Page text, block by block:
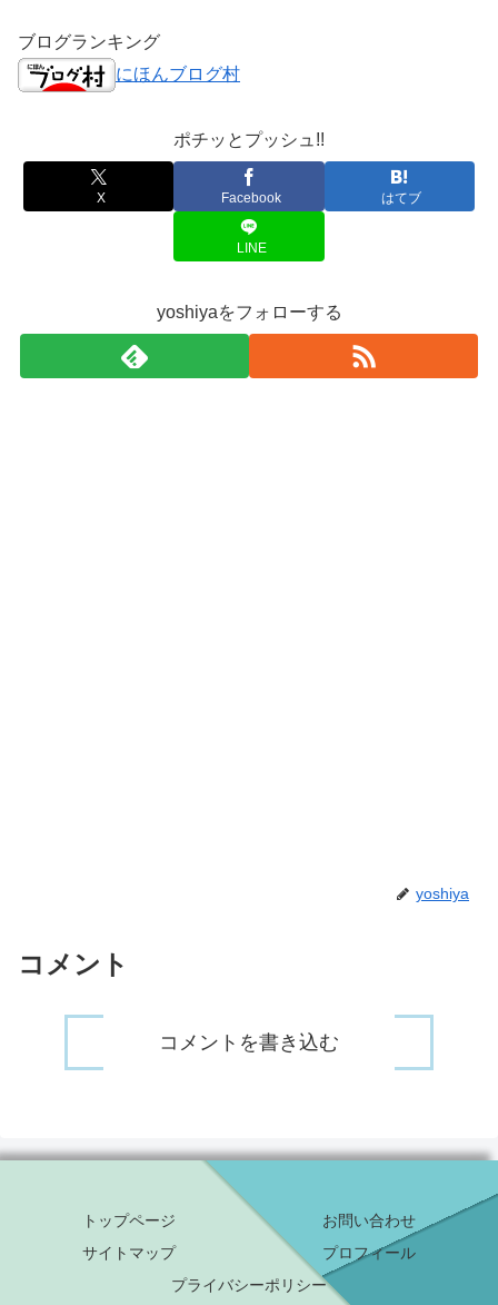
ブログランキング
にほんブログ村
ポチッとプッシュ!!
X Facebook はてブ
LINE
yoshiyaをフォローする
yoshiya
コメント
コメントを書き込む
トップページ
お問い合わせ
サイトマップ
プロフィール
プライバシーポリシー